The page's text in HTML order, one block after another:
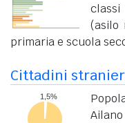
classi
(asilo
primaria e scuola
Cittadini